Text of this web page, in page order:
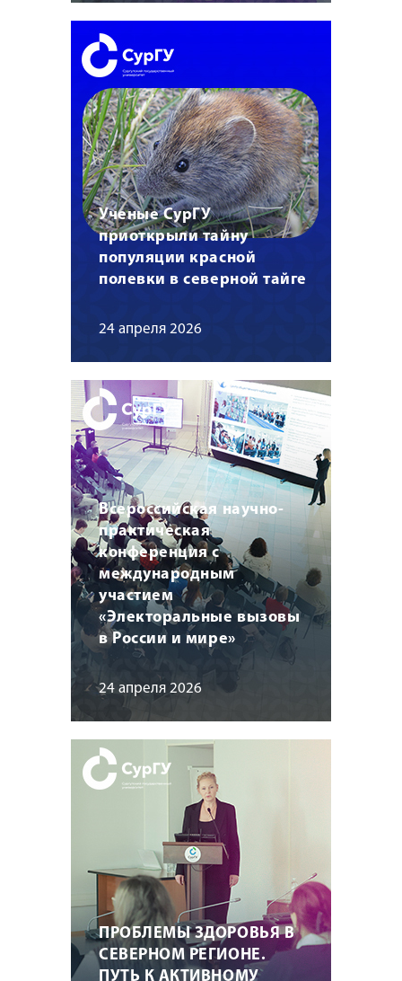
Ученые СурГУ
приоткрыли тайну
популяции красной
полевки в северной тайге
24 апреля 2026
Всероссийская научно-
практическая
конференция с
международным
участием
«Электоральные вызовы
в России и мире»
24 апреля 2026
ПРОБЛЕМЫ ЗДОРОВЬЯ В
СЕВЕРНОМ РЕГИОНЕ.
ПУТЬ К АКТИВНОМУ